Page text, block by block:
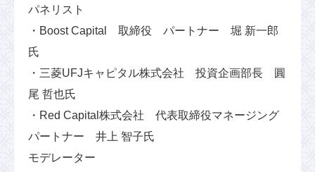
パネリスト
・Boost Capital 取締役 パートナー 堀 新一郎
氏
・三菱UFJキャピタル株式会社 投資企画部長 圓
尾 哲也氏
・Red Capital株式会社 代表取締役マネージング
パートナー 井上 智子氏
モデレーター